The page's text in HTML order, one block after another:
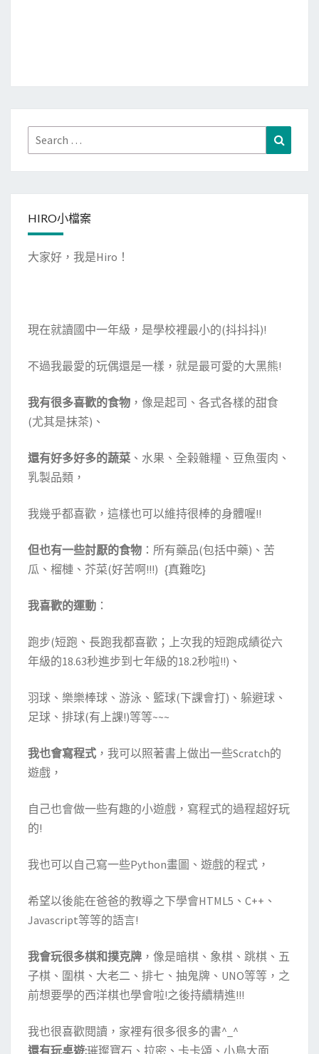
Search
for:
HIRO小檔案
大家好，我是Hiro！
現在就讀國中一年級，是學校裡最小的(抖抖抖)!
不過我最愛的玩偶還是一樣，就是最可愛的大黑熊!
我有很多喜歡的食物 ，像是起司、各式各樣的甜食
(尤其是抹茶)、
還有好多好多的蔬菜 、水果、全榖雜糧、豆魚蛋肉、
乳製品類，
我幾乎都喜歡，這樣也可以維持很棒的身體喔!!
但也有一些討厭的食物 ：所有藥品(包括中藥)、苦
瓜、榴槤、芥菜(好苦啊!!!) {真難吃}
我喜歡的運動 ：
跑步(短跑、長跑我都喜歡；上次我的短跑成績從六
年級的18.63秒進步到七年級的18.2秒啦!!)、
羽球、樂樂棒球、游泳、籃球(下課會打)、躲避球、
足球、排球(有上課!)等等~~~
我也會寫程式 ，我可以照著書上做出一些Scratch的
遊戲，
自己也會做一些有趣的小遊戲，寫程式的過程超好玩
的!
我也可以自己寫一些Python畫圖、遊戲的程式，
希望以後能在爸爸的教導之下學會HTML5、C++、
Javascript等等的語言!
我會玩很多棋和撲克牌 ，像是暗棋、象棋、跳棋、五
子棋、圍棋、大老二、排七、抽鬼牌、UNO等等，之
前想要學的西洋棋也學會啦!之後持續精進!!!
我也很喜歡閱讀，家裡有很多很多的書^_^
還有玩桌遊:璀璨寶石、拉密、卡卡頌、小島大面